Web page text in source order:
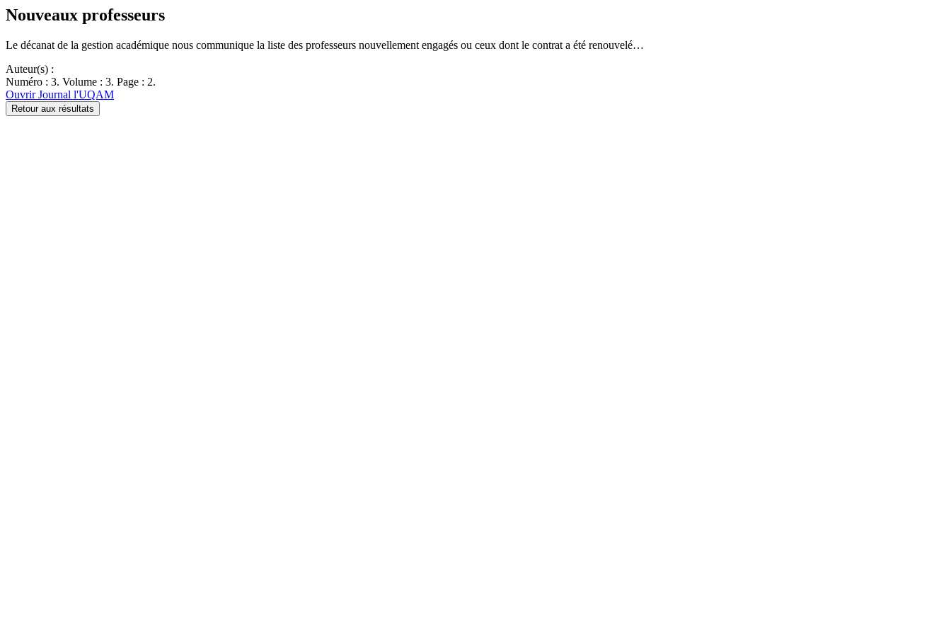
Nouveaux professeurs
Le décanat de la gestion académique nous communique la liste des professeurs nouvellement engagés ou ceux dont le contrat a été renouvelé…
Auteur(s) :
Numéro : 3. Volume : 3. Page : 2.
Ouvrir Journal l'UQAM
Retour aux résultats